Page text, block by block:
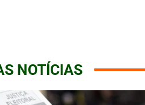
NOTÍCIAS